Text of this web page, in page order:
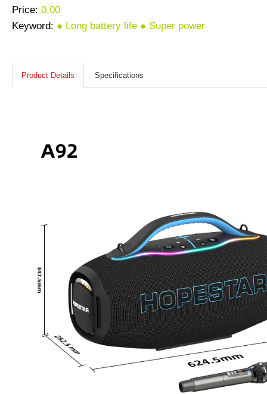
Price: 0.00
Keyword: ● Long battery life ● Super power
Product Details Specifications